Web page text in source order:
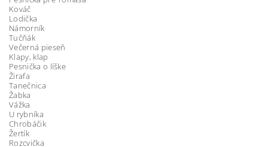
Kováč
Lodička
Námorník
Tučňák
Večerná pieseň
Klapy, klap
Pesnička o líške
Žirafa
Tanečnica
Žabka
Vážka
U rybníka
Chrobáčik
Žertík
Rozcvička